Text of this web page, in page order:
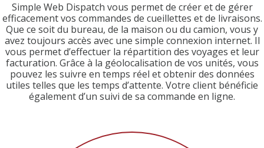
Simple Web Dispatch vous permet de créer et de gérer
efficacement vos commandes de cueillettes et de livraisons.
Que ce soit du bureau, de la maison ou du camion, vous y
avez toujours accès avec une simple connexion internet. Il
vous permet d’effectuer la répartition des voyages et leur
facturation. Grâce à la géolocalisation de vos unités, vous
pouvez les suivre en temps réel et obtenir des données
utiles telles que les temps d’attente. Votre client bénéficie
également d’un suivi de sa commande en ligne.